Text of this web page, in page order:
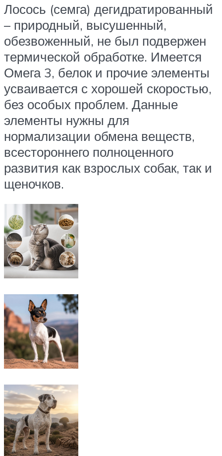
Лосось (семга) дегидратированный
– природный, высушенный,
обезвоженный, не был подвержен
термической обработке. Имеется
Омега 3, белок и прочие элементы
усваивается с хорошей скоростью,
без особых проблем. Данные
элементы нужны для
нормализации обмена веществ,
всестороннего полноценного
развития как взрослых собак, так и
щеночков.